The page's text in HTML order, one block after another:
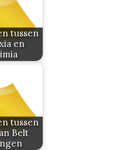
tussen
en
tussen
Belt